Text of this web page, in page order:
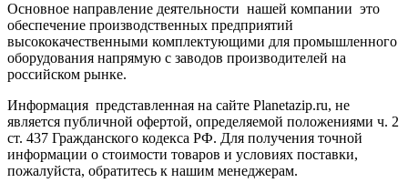
Основное направление деятельности нашей компании это
обеспечение производственных предприятий
высококачественными комплектующими для промышленного
оборудования напрямую с заводов производителей на
российском рынке.
Информация представленная на сайте Planetazip.ru, не
является публичной офертой, определяемой положениями ч. 2
ст. 437 Гражданского кодекса РФ. Для получения точной
информации о стоимости товаров и условиях поставки,
пожалуйста, обратитесь к нашим менеджерам.